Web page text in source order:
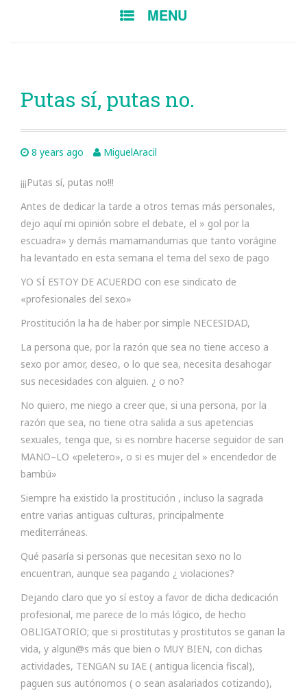
MENU
Putas sí, putas no.
8 years ago MiguelAracil
¡¡¡Putas sí, putas no!!!
Antes de dedicar la tarde a otros temas más personales,
dejo aquí mi opinión sobre el debate, el » gol por la
escuadra» y demás mamamandurrias que tanto vorágine
ha levantado en esta semana el tema del sexo de pago
YO SÍ ESTOY DE ACUERDO con ese sindicato de
«profesionales del sexo»
Prostitución la ha de haber por simple NECESIDAD,
La persona que, por la razón que sea no tiene acceso a
sexo por amor, deseo, o lo que sea, necesita desahogar
sus necesidades con alguien. ¿ o no?
No quiero, me niego a creer que, si una persona, por la
razón que sea, no tiene otra salida a sus apetencias
sexuales, tenga que, si es nombre hacerse seguidor de san
MANO–LO «peletero», o si es mujer del » encendedor de
bambú»
Siempre ha existido la prostitución , incluso la sagrada
entre varias antiguas culturas, principalmente
mediterráneas.
Qué pasaría si personas que necesitan sexo no lo
encuentran, aunque sea pagando ¿ violaciones?
Dejando claro que yo sí estoy a favor de dicha dedicación
profesional, me parece de lo más lógico, de hecho
OBLIGATORIO; que si prostitutas y prostitutos se ganan la
vida, y algun@s más que bien o MUY BIEN, con dichas
actividades, TENGAN su IAE ( antigua licencia fiscal),
paguen sus autónomos ( o sean asalariados cotizando),